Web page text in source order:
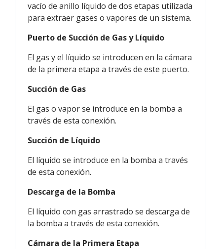
vacío de anillo líquido de dos etapas utilizada
para extraer gases o vapores de un sistema.
Puerto de Succión de Gas y Líquido
El gas y el líquido se introducen en la cámara
de la primera etapa a través de este puerto.
Succión de Gas
El gas o vapor se introduce en la bomba a
través de esta conexión.
Succión de Líquido
El líquido se introduce en la bomba a través
de esta conexión.
Descarga de la Bomba
El líquido con gas arrastrado se descarga de
la bomba a través de esta conexión.
Cámara de la Primera Etapa